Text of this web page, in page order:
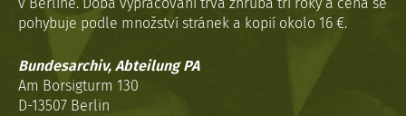
pohybuje podle množství stránek a kopií okolo 16 €.
Bundesarchiv, Abteilung PA
Am Borsigturm 130
D-13507 Berlin